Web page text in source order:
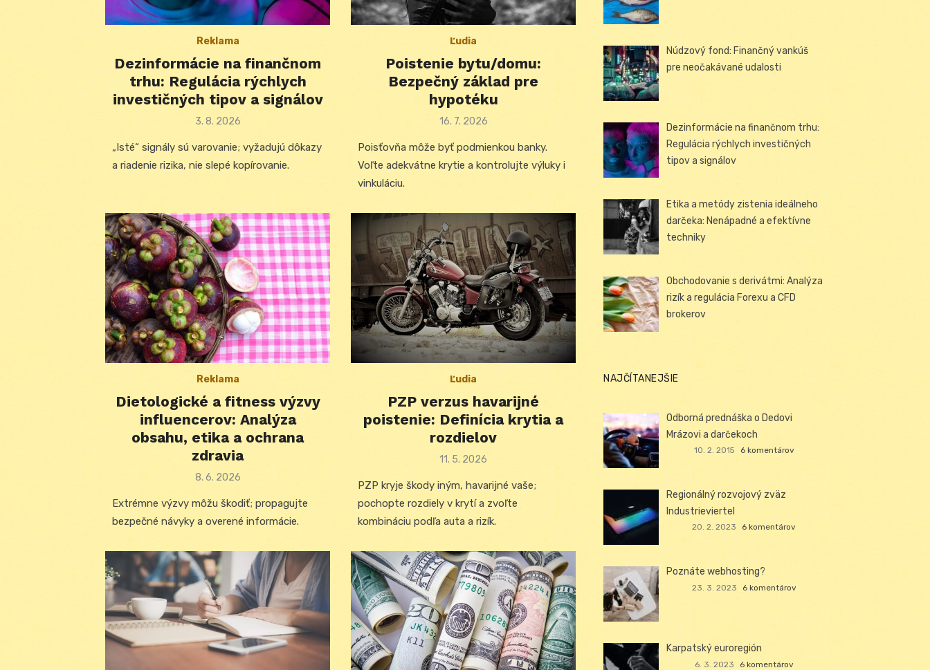
Reklama
Dezinformácie na finančnom
trhu: Regulácia rýchlych
investičných tipov a signálov
Posted
3. 8. 2026
„Isté“ signály sú varovanie; vyžadujú dôkazy
a riadenie rizika, nie slepé kopírovanie.
Ľudia
Poistenie bytu/domu:
Bezpečný základ pre
hypotéku
Posted
16. 7. 2026
Poisťovňa môže byť podmienkou banky.
Voľte adekvátne krytie a kontrolujte výluky i
vinkuláciu.
Reklama
Dietologické a fitness výzvy
influencerov: Analýza
obsahu, etika a ochrana
zdravia
Posted
8. 6. 2026
Extrémne výzvy môžu škodiť; propagujte
bezpečné návyky a overené informácie.
Ľudia
PZP verzus havarijné
poistenie: Definícia krytia a
rozdielov
Posted
11. 5. 2026
PZP kryje škody iným, havarijné vaše;
pochopte rozdiely v krytí a zvoľte
kombináciu podľa auta a rizík.
Núdzový fond: Finančný vankúš
pre neočakávané udalosti
Dezinformácie na finančnom trhu:
Regulácia rýchlych investičných
tipov a signálov
Etika a metódy zistenia ideálneho
darčeka: Nenápadné a efektívne
techniky
Obchodovanie s derivátmi: Analýza
rizík a regulácia Forexu a CFD
brokerov
NAJČÍTANEJŠIE
Odborná prednáška o Dedovi
Mrázovi a darčekoch
10. 2. 2015 6 komentárov
Regionálný rozvojový zväz
Industrieviertel
20. 2. 2023 6 komentárov
Poznáte webhosting?
23. 3. 2023 6 komentárov
Karpatský euroregión
6. 3. 2023 6 komentárov